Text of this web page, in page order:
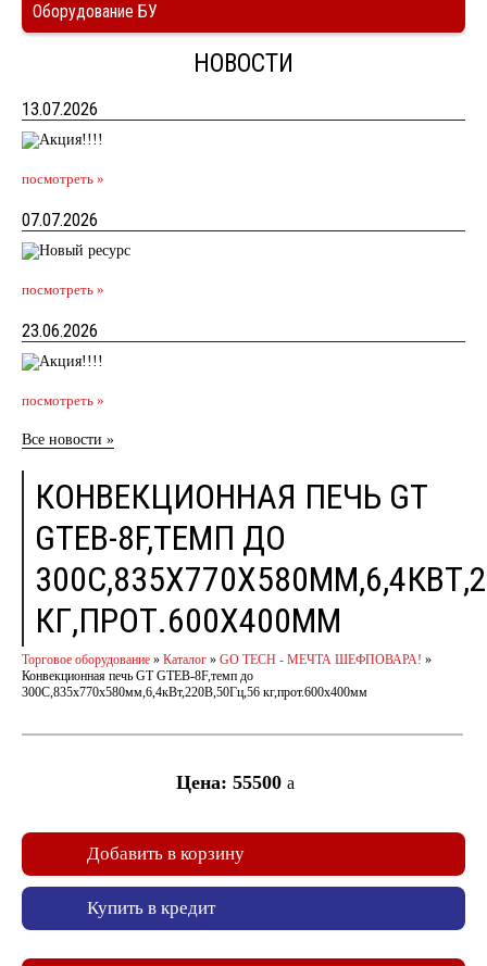
Оборудование БУ
НОВОСТИ
13.07.2026
посмотреть »
07.07.2026
посмотреть »
23.06.2026
посмотреть »
Все новости »
КОНВЕКЦИОННАЯ ПЕЧЬ GT
GTEB-8F,ТЕМП ДО
КГ,ПРОТ.600Х400ММ
Торговое оборудование » Каталог » GO TECH - МЕЧТА ШЕФПОВАРА! »
Конвекционная печь GT GTEB-8F,темп до
300С,835х770х580мм,6,4кВт,220В,50Гц,56 кг,прот.600х400мм
Цена: 55500 a
Добавить в корзину
Купить в кредит